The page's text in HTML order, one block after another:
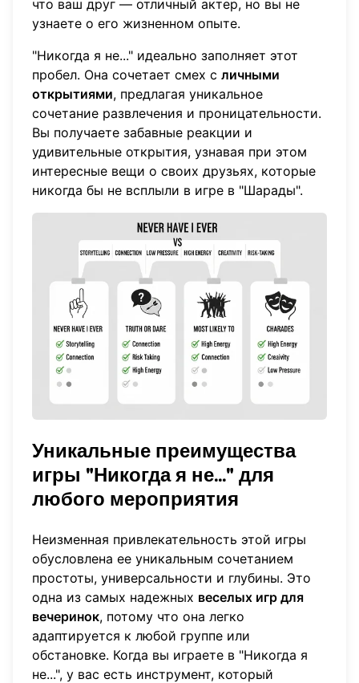
что ваш друг — отличный актер, но вы не
узнаете о его жизненном опыте.
"Никогда я не..." идеально заполняет этот
пробел. Она сочетает смех с личными
открытиями, предлагая уникальное
сочетание развлечения и проницательности.
Вы получаете забавные реакции и
удивительные открытия, узнавая при этом
интересные вещи о своих друзьях, которые
никогда бы не всплыли в игре в "Шарады".
Уникальные преимущества
игры "Никогда я не..." для
любого мероприятия
Неизменная привлекательность этой игры
обусловлена ее уникальным сочетанием
простоты, универсальности и глубины. Это
одна из самых надежных веселых игр для
вечеринок, потому что она легко
адаптируется к любой группе или
обстановке. Когда вы играете в "Никогда я
не...", у вас есть инструмент, который